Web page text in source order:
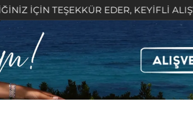
EDER, KEYİFLİ ALIŞVERİŞLER DİLERİZ